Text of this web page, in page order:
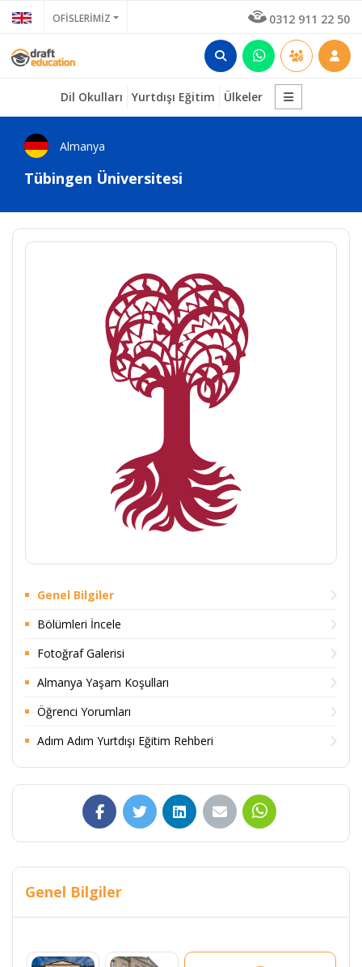
OFİSLERİMİZ 0312 911 22 50
Dil Okulları Yurtdışı Eğitim Ülkeler
Almanya
Tübingen Üniversitesi
Genel Bilgiler
Bölümleri İncele
Fotoğraf Galerisi
Almanya Yaşam Koşulları
Öğrenci Yorumları
Adım Adım Yurtdışı Eğitim Rehberi
Genel Bilgiler